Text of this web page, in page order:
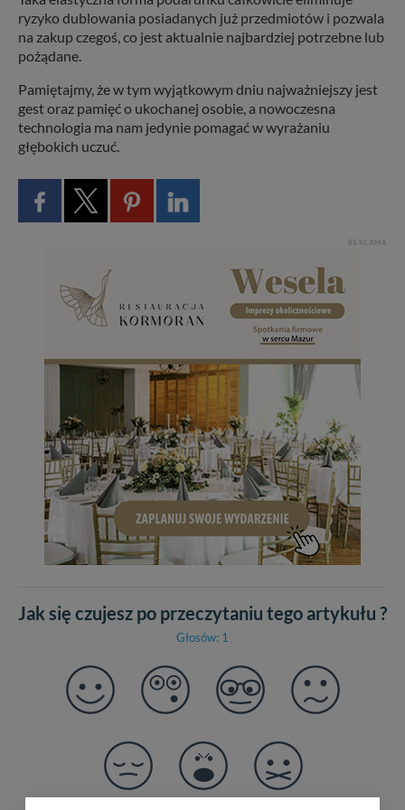
ryzyko dublowania posiadanych już przedmiotów i pozwala
na zakup czegoś, co jest aktualnie najbardziej potrzebne lub
pożądane.
Pamiętajmy, że w tym wyjątkowym dniu najważniejszy jest
gest oraz pamięć o ukochanej osobie, a nowoczesna
technologia ma nam jedynie pomagać w wyrażaniu
głębokich uczuć.
REKLAMA
Jak się czujesz po przeczytaniu tego artykułu ?
Głosów: 1